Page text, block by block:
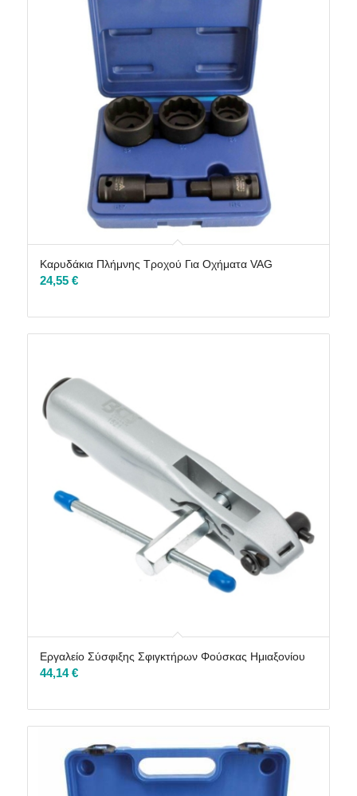
Καρυδάκια Πλήμνης Τροχού Για Οχήματα VAG
24,55 €
Εργαλείο Σύσφιξης Σφιγκτήρων Φούσκας Ημιαξονίου
44,14€